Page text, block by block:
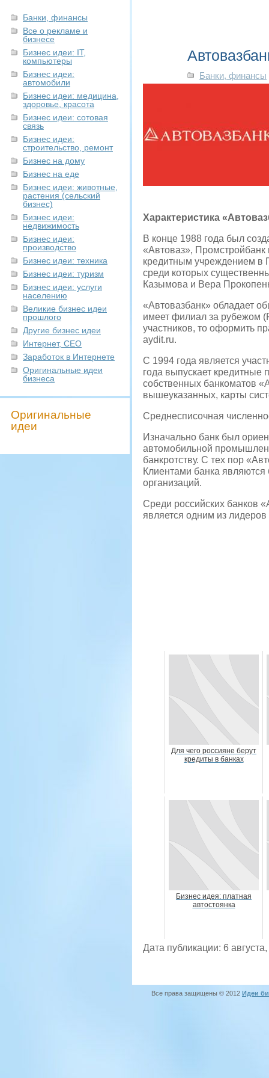
Банки, финансы
Все о рекламе и
бизнесе
Бизнес идеи: IT,
компьютеры
Бизнес идеи:
автомобили
Бизнес идеи: медицина,
здоровье, красота
Бизнес идеи: сотовая
связь
Бизнес идеи:
строительство, ремонт
Бизнес на дому
Бизнес на еде
Бизнес идеи: животные,
растения (сельский
бизнес)
Бизнес идеи:
недвижимость
Бизнес идеи:
производство
Бизнес идеи: техника
Бизнес идеи: туризм
Бизнес идеи: услуги
населению
Великие бизнес идеи
прошлого
Другие бизнес идеи
Интернет, СЕО
Заработок в Интернете
Оригинальные идеи
бизнеса
Оригинальные
идеи
Банки, финансы
Характеристика
В конце 1988 года был
«Автоваз»,
кредитным учреждением в
среди которых
Казымова и Вера
«Автовазбанк» обладает
имеет филиал за рубежом
участников, то оформить
aydit.ru.
С 1994 года является
года выпускает кредитные
собственных банкоматов
вышеуказанных, карты
Среднесписочная
Изначально банк был
автомобильной
банкротству. С тех пор
Клиентами банка
организаций.
Среди российских банков
является одним из
Для чего россияне берут
кредиты в банках
Бизнес идея: платная
автостоянка
Дата публикации: 6
Все права защищены © 2012 Идеи